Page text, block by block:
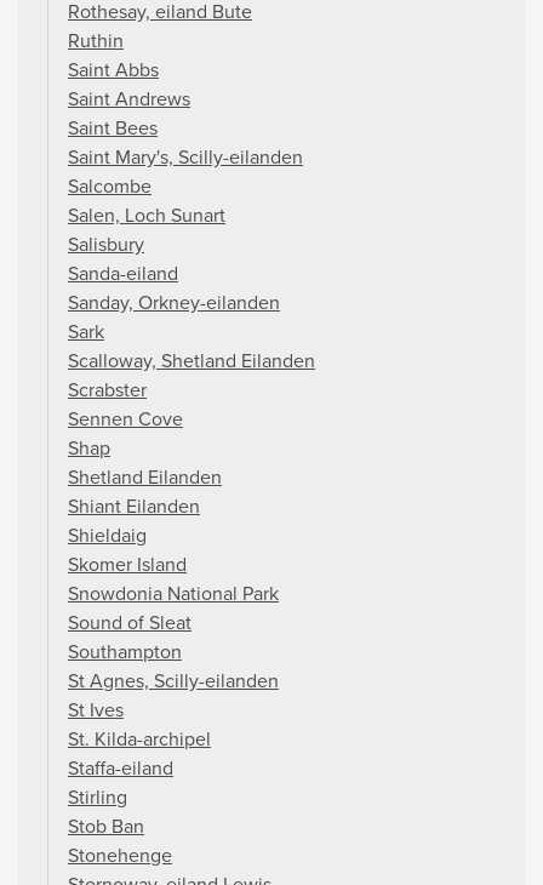
Rothesay, eiland Bute
Ruthin
Saint Abbs
Saint Andrews
Saint Bees
Saint Mary's, Scilly-eilanden
Salcombe
Salen, Loch Sunart
Salisbury
Sanda-eiland
Sanday, Orkney-eilanden
Sark
Scalloway, Shetland Eilanden
Scrabster
Sennen Cove
Shap
Shetland Eilanden
Shiant Eilanden
Shieldaig
Skomer Island
Snowdonia National Park
Sound of Sleat
Southampton
St Agnes, Scilly-eilanden
St Ives
St. Kilda-archipel
Staffa-eiland
Stirling
Stob Ban
Stonehenge